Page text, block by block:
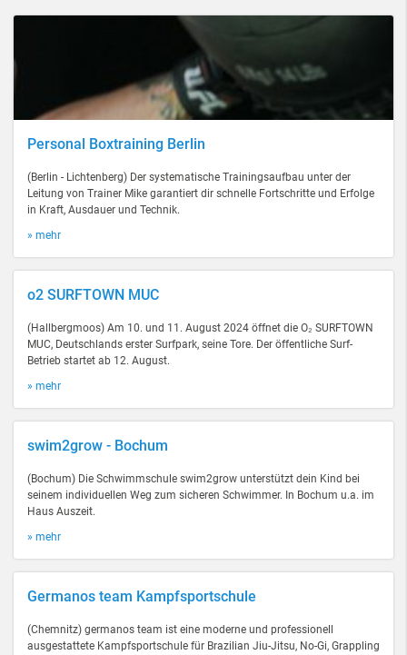
Personal Boxtraining Berlin
(Berlin - Lichtenberg) Der systematische Trainingsaufbau unter der
Leitung von Trainer Mike garantiert dir schnelle Fortschritte und Erfolge
in Kraft, Ausdauer und Technik.
» mehr
o2 SURFTOWN MUC
(Hallbergmoos) Am 10. und 11. August 2024 öffnet die O₂ SURFTOWN
MUC, Deutschlands erster Surfpark, seine Tore. Der öffentliche Surf-
Betrieb startet ab 12. August.
» mehr
swim2grow - Bochum
(Bochum) Die Schwimmschule swim2grow unterstützt dein Kind bei
seinem individuellen Weg zum sicheren Schwimmer. In Bochum u.a. im
Haus Auszeit.
» mehr
Germanos team Kampfsportschule
(Chemnitz) germanos team ist eine moderne und professionell
ausgestattete Kampfsportschule für Brazilian Jiu-Jitsu, No-Gi, Grappling